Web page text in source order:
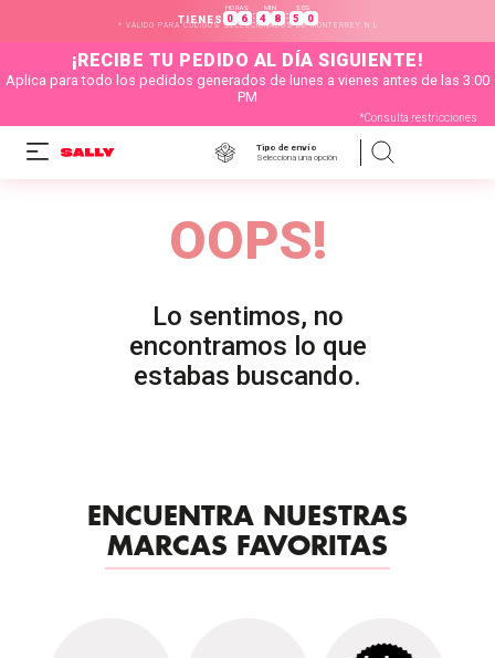
TIENES
HORAS
0 6 :
MIN
4 8 :
SEG
5 0
* VÁLIDO PARA CÓDIGOS SELECCIONADOS DE MONTERREY N.L
¡RECIBE TU PEDIDO AL DÍA SIGUIENTE!
Aplica para todo los pedidos generados de lunes a vienes antes de las 3:00
PM
*Consulta restricciones
Tipo de envío
Selecciona una opción
OOPS!
ENCUENTRA NUESTRAS
MARCAS FAVORITAS